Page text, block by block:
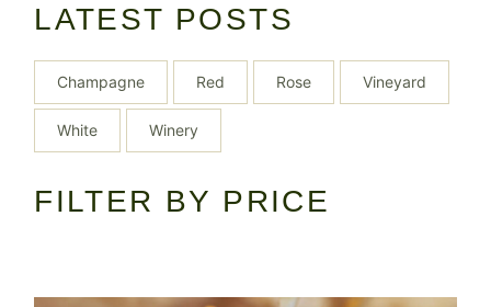
LATEST POSTS
Champagne Red Rose Vineyard
White Winery
FILTER BY PRICE